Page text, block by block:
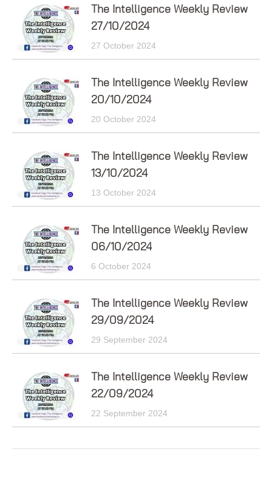
The Intelligence Weekly Review
27/10/2024
27 October 2024
The Intelligence Weekly Review
20/10/2024
20 October 2024
The Intelligence Weekly Review
13/10/2024
13 October 2024
The Intelligence Weekly Review
06/10/2024
6 October 2024
The Intelligence Weekly Review
29/09/2024
29 September 2024
The Intelligence Weekly Review
22/09/2024
22 September 2024